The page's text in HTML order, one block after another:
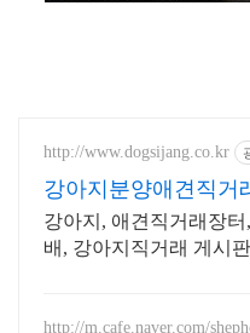
http://www.dogsijang.co.kr
강아지분양애견직거
강아지, 애견직거래장
배, 강아지직거래 게시
http://m.cafe.naver.com/